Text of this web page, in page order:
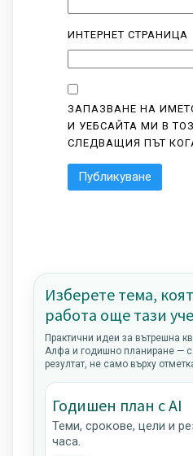
ИНТЕРНЕТ СТРАНИЦА
ЗАПАЗВАНЕ НА
И УЕБСАЙТА МИ В
СЛЕДВАЩИЯ ПЪТ
Изберете тема,
работа още тази
Практични идеи за вътрешна
Алфа и годишно планиране — с
резултат, не само върху
Годишен план с AI
Теми, срокове, цели и
часа.